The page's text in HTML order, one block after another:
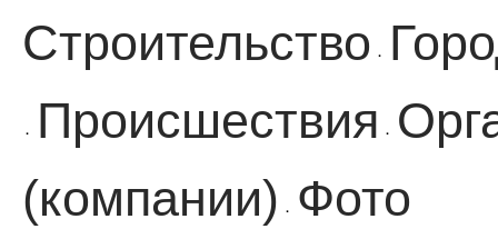
Строительство ·
· Происшествия ·
(компании)
·
Фото